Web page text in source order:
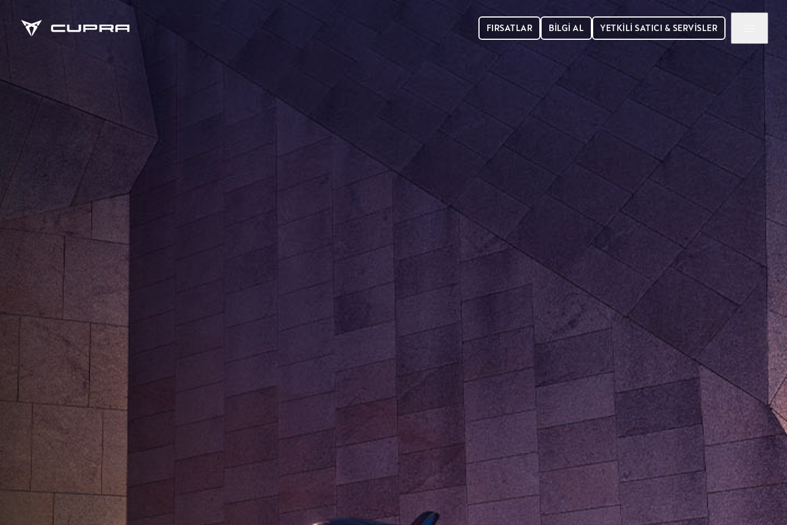
FIRSATLAR BİLGİ AL YETKİLİ SATICI & SERVİSLER